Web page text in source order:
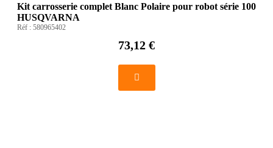
Kit carrosserie complet Blanc Polaire pour robot série 100
HUSQVARNA
Réf : 580965402
73,12 €